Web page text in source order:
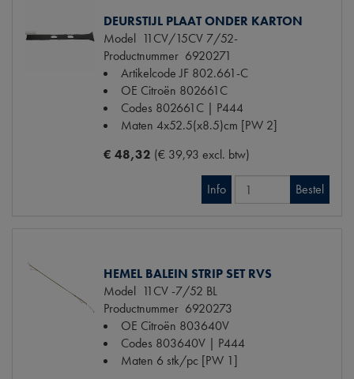
DEURSTIJL PLAAT ONDER KARTON
Model 11CV/15CV 7/52-
Productnummer 6920271
Artikelcode JF 802.661-C
OE Citroën 802661C
Codes 802661C | P444
Maten 4x52.5(x8.5)cm [PW 2]
€ 48,32 (€ 39,93 excl. btw)
Info Bestel
HEMEL BALEIN STRIP SET RVS
Model 11CV -7/52 BL
Productnummer 6920273
OE Citroën 803640V
Codes 803640V | P444
Maten 6 stk/pc [PW 1]